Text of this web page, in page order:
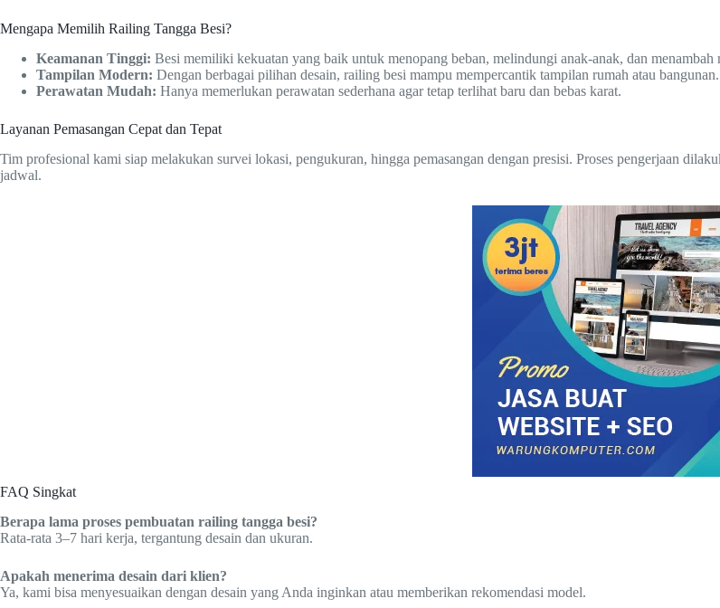
Mengapa Memilih Railing Tangga Besi?
Keamanan Tinggi: Besi memiliki kekuatan yang baik untuk menopang beban, melindungi anak-anak, dan menambah
Tampilan Modern: Dengan berbagai pilihan desain, railing besi mampu mempercantik tampilan rumah atau bangunan.
Perawatan Mudah: Hanya memerlukan perawatan sederhana agar tetap terlihat baru dan bebas karat.
Layanan Pemasangan Cepat dan Tepat
Tim profesional kami siap melakukan survei lokasi, pengukuran, hingga pemasangan dengan presisi. Proses pengerjaan
jadwal.
FAQ Singkat
Berapa lama proses pembuatan railing tangga besi?
Rata-rata 3–7 hari kerja, tergantung desain dan ukuran.
Apakah menerima desain dari klien?
Ya, kami bisa menyesuaikan dengan desain yang Anda inginkan atau memberikan rekomendasi model.